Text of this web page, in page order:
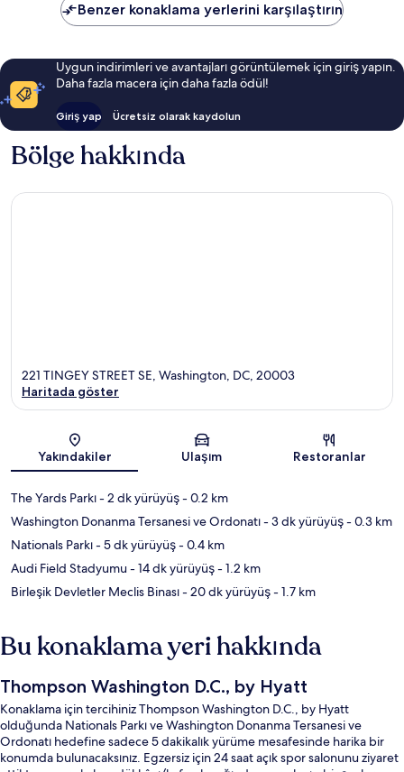
Benzer konaklama yerlerini karşılaştırın
Uygun indirimleri ve avantajları görüntülemek için giriş yapın.
Daha fazla macera için daha fazla ödül!
Giriş yap Ücretsiz olarak kaydolun
Bölge hakkında
Harita
221 TINGEY STREET SE, Washington, DC, 20003
Haritada göster
Yakındakiler Ulaşım Restoranlar
The Yards Parkı- 2 dk yürüyüş- 0.2 km
Washington Donanma Tersanesi ve Ordonatı- 3 dk yürüyüş- 0.3 km
Nationals Parkı- 5 dk yürüyüş- 0.4 km
Audi Field Stadyumu- 14 dk yürüyüş- 1.2 km
Birleşik Devletler Meclis Binası- 20 dk yürüyüş- 1.7 km
Bu konaklama yeri hakkında
Thompson Washington D.C., by Hyatt
Konaklama için tercihiniz Thompson Washington D.C., by Hyatt
olduğunda Nationals Parkı ve Washington Donanma Tersanesi ve
Ordonatı hedefine sadece 5 dakikalık yürüme mesafesinde harika bir
konumda bulunacaksınız. Egzersiz için 24 saat açık spor salonunu ziyaret